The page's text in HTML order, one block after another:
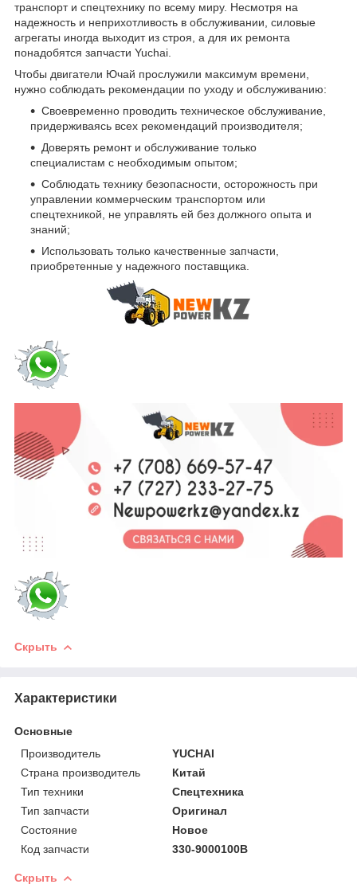
транспорт и спецтехнику по всему миру. Несмотря на
надежность и неприхотливость в обслуживании, силовые
агрегаты иногда выходит из строя, а для их ремонта
понадобятся запчасти Yuchai.
Чтобы двигатели Ючай прослужили максимум времени,
нужно соблюдать рекомендации по уходу и обслуживанию:
Своевременно проводить техническое обслуживание,
придерживаясь всех рекомендаций производителя;
Доверять ремонт и обслуживание только
специалистам с необходимым опытом;
Соблюдать технику безопасности, осторожность при
управлении коммерческим транспортом или
спецтехникой, не управлять ей без должного опыта и
знаний;
Использовать только качественные запчасти,
приобретенные у надежного поставщика.
Скрыть
Характеристики
Основные
Производитель
YUCHAI
Страна производитель
Китай
Тип техники
Спецтехника
Тип запчасти
Оригинал
Состояние
Новое
Код запчасти
330-9000100B
Скрыть